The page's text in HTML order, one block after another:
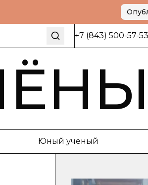
+7 (843) 500-57-53
Юный ученый